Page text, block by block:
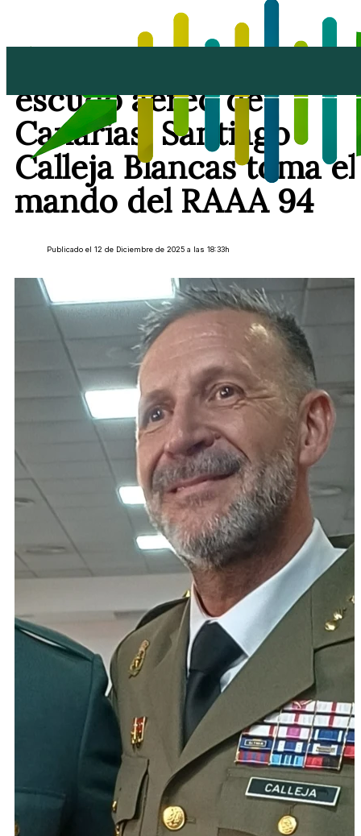
escudo aéreo de
Canarias: Santiago
Calleja Blancas toma el
mando del RAAA 94
Publicado el 12 de Diciembre de 2025 a las 18:33h